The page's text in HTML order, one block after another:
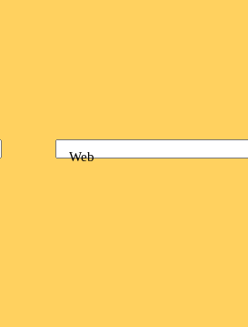
Web